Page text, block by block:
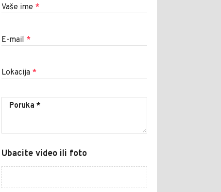
Vaše ime *
E-mail *
Lokacija *
Ubacite video ili foto